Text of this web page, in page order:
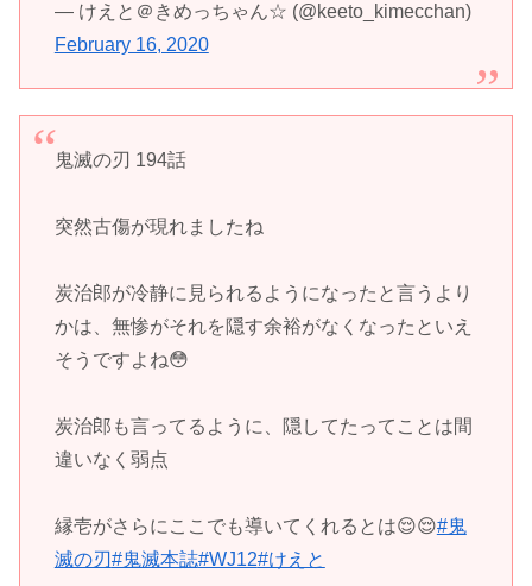
— けえと＠きめっちゃん☆ (@keeto_kimecchan)
February 16, 2020
鬼滅の刃 194話
突然古傷が現れましたね
炭治郎が冷静に見られるようになったと言うより
かは、無惨がそれを隠す余裕がなくなったといえ
そうですよね😳
炭治郎も言ってるように、隠してたってことは間
違いなく弱点
縁壱がさらにここでも導いてくれるとは😌😌#鬼
滅の刃#鬼滅本誌#WJ12#けえと